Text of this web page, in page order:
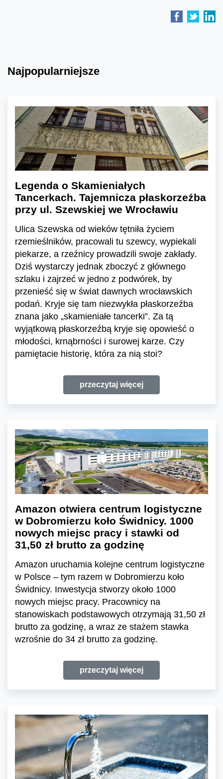
Najpopularniejsze
Legenda o Skamieniałych
Tancerkach. Tajemnicza płaskorzeźba
przy ul. Szewskiej we Wrocławiu
Ulica Szewska od wieków tętniła życiem
rzemieślników, pracowali tu szewcy, wypiekali
piekarze, a rzeźnicy prowadzili swoje zakłady.
Dziś wystarczy jednak zboczyć z głównego
szlaku i zajrzeć w jedno z podwórek, by
przenieść się w świat dawnych wrocławskich
podań. Kryje się tam niezwykła płaskorzeźba
znana jako „skamieniałe tancerki”. Za tą
wyjątkową płaskorzeźbą kryje się opowieść o
młodości, krnąbrności i surowej karze. Czy
pamiętacie historię, która za nią stoi?
przeczytaj więcej
Amazon otwiera centrum logistyczne
w Dobromierzu koło Świdnicy. 1000
nowych miejsc pracy i stawki od
31,50 zł brutto za godzinę
Amazon uruchamia kolejne centrum logistyczne
w Polsce – tym razem w Dobromierzu koło
Świdnicy. Inwestycja stworzy około 1000
nowych miejsc pracy. Pracownicy na
stanowiskach podstawowych otrzymają 31,50 zł
brutto za godzinę, a wraz ze stażem stawka
wzrośnie do 34 zł brutto za godzinę.
przeczytaj więcej